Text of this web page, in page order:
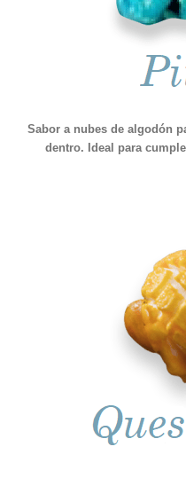
Sabor a nubes de algodón
dentro. Ideal para